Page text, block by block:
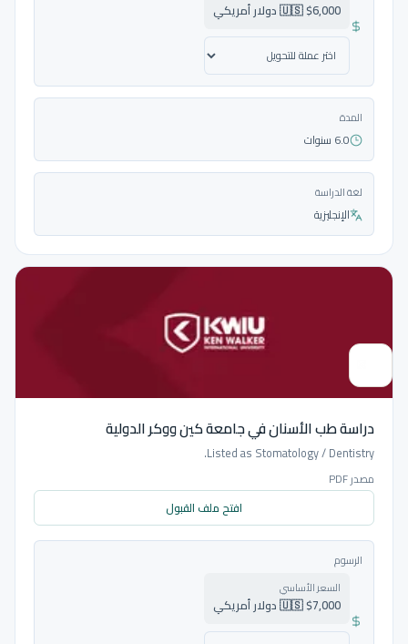
🇺🇸 $6,000 دولار أمريكي
المدة
6.0 سنوات
لغة الدراسة
الإنجليزية
دراسة طب الأسنان في جامعة كين ووكر الدولية
Listed as Stomatology / Dentistry.
مصدر PDF
افتح ملف القبول
الرسوم
السعر الأساسي
🇺🇸 $7,000 دولار أمريكي